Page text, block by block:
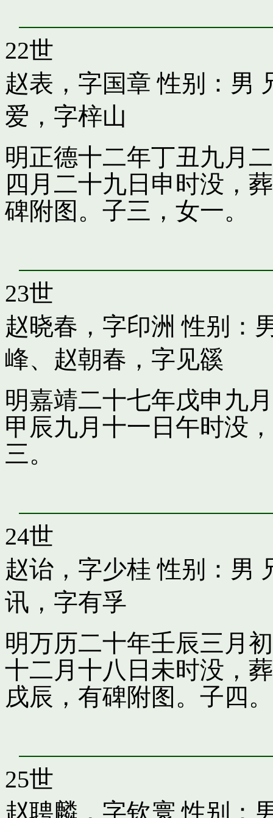
22世
赵表，字国章 性别：男
爱，字梓山
明正德十二年丁丑九月
四月二十九日申时没，
碑附图。子三，女一。
23世
赵晓春，字印洲 性别：
峰、 赵朝春，字见豀
明嘉靖二十七年戊申九
甲辰九月十一日午时没
三。
24世
赵诒，字少桂 性别：男
讯，字有孚
明万历二十年壬辰三月
十二月十八日未时没，
戌辰，有碑附图。子四。
25世
赵聘麟，字钦寰 性别：